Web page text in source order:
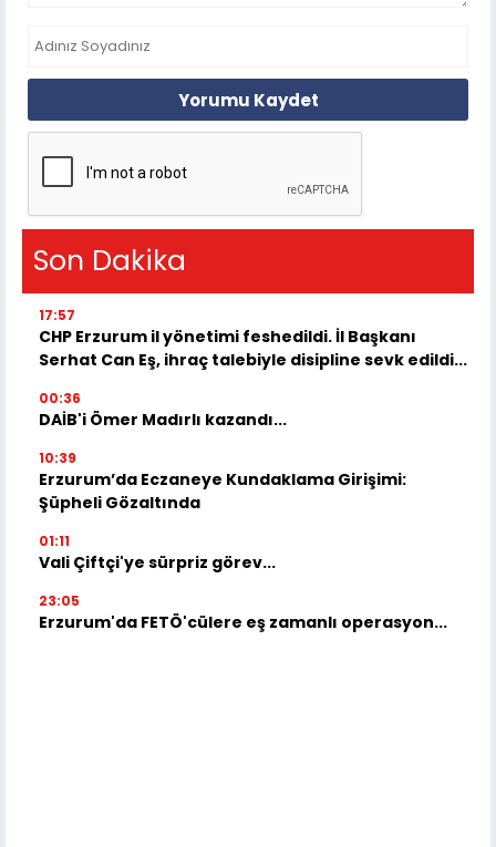
Yorumu Kaydet
Son Dakika
17:57
CHP Erzurum il yönetimi feshedildi. İl Başkanı
Serhat Can Eş, ihraç talebiyle disipline sevk edildi...
00:36
DAİB'i Ömer Madırlı kazandı...
10:39
Erzurum’da Eczaneye Kundaklama Girişimi:
Şüpheli Gözaltında
01:11
Vali Çiftçi'ye sürpriz görev...
23:05
Erzurum'da FETÖ'cülere eş zamanlı operasyon...